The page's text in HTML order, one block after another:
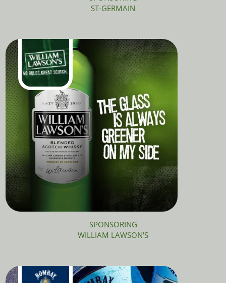
ST-GERMAIN
SPONSORING
WILLIAM LAWSON'S